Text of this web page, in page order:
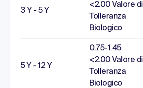
3 Y - 5 Y
<2.00 Valore di
Tolleranza
Biologico
5 Y - 12 Y
0.75-1.45
<2.00 Valore di
Tolleranza
Biologico